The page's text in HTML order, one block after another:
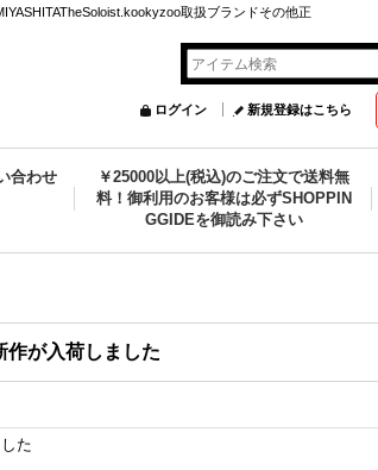
取扱ブランドその他正
ログイン 新規登録はこちら
合わせ
￥25000以上(税込)のご注文で送料無
料！御利用のお客様は必ずSHOPPIN
GGIDEを御読み下さい
が入荷しました
た